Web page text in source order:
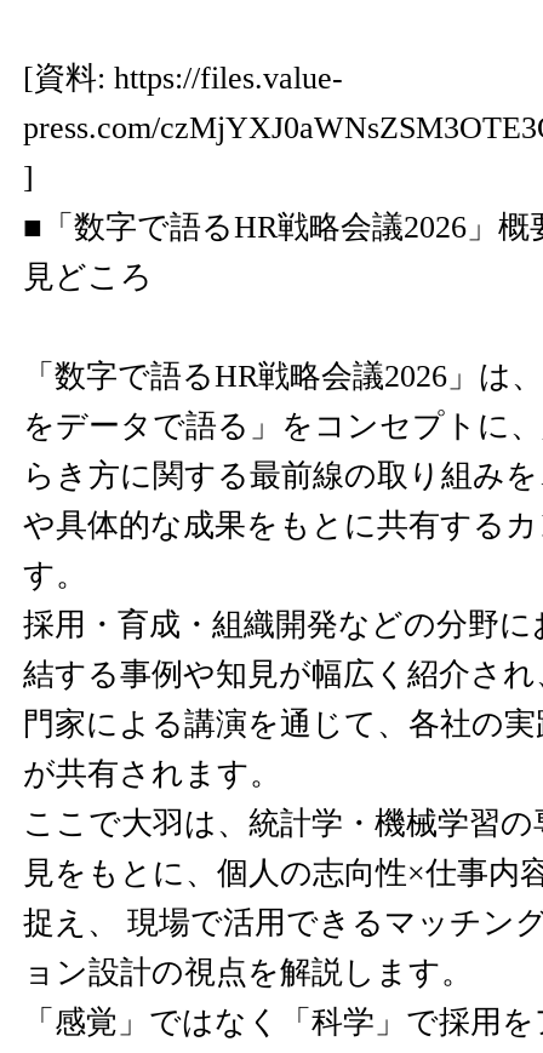
[資料: https://files.value-
press.com/
]
■「数字で語るHR戦略会議2026」
見どころ
「数字で語るHR戦略会議2026」は
をデータで語る」をコンセプトに
らき方に関する最前線の取り組み
や具体的な成果をもとに共有する
す。
採用・育成・組織開発などの分野
結する事例や知見が幅広く紹介さ
門家による講演を通じて、各社の
が共有されます。
ここで大羽は、統計学・機械学習
見をもとに、個人の志向性×仕事内
捉え、 現場で活用できるマッチン
ョン設計の視点を解説します。
「感覚」ではなく「科学」で採用